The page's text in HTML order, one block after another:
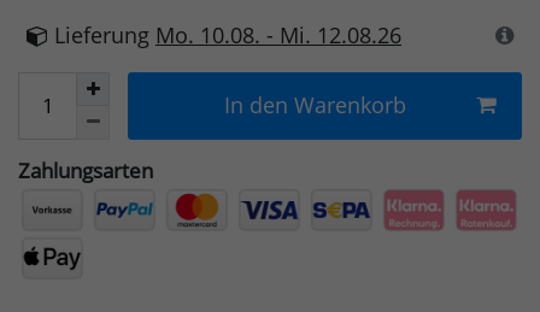
Lieferung Mo. 10.08. - Mi. 12.08.26
In den Warenkorb
Zahlungsarten